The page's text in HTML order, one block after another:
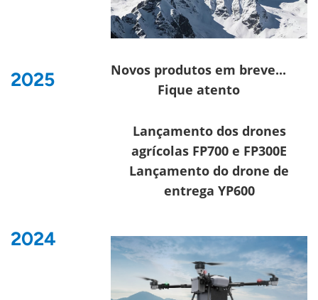
2025
Novos produtos em breve...
Fique atento
2024
Lançamento dos drones
agrícolas FP700 e FP300E
Lançamento do drone de
entrega YP600